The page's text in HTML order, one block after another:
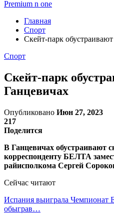
Premium n one
Главная
Спорт
Скейт-парк
Спорт
Скейт-парк
Ганцевичах
Опубликовано Июн 27, 2023
217
Поделится
В Ганцевичах обустраивают
корреспонденту БЕЛТА
райисполкома Сергей
Сейчас читают
Испания выиграла Чемпионат
обыграв…